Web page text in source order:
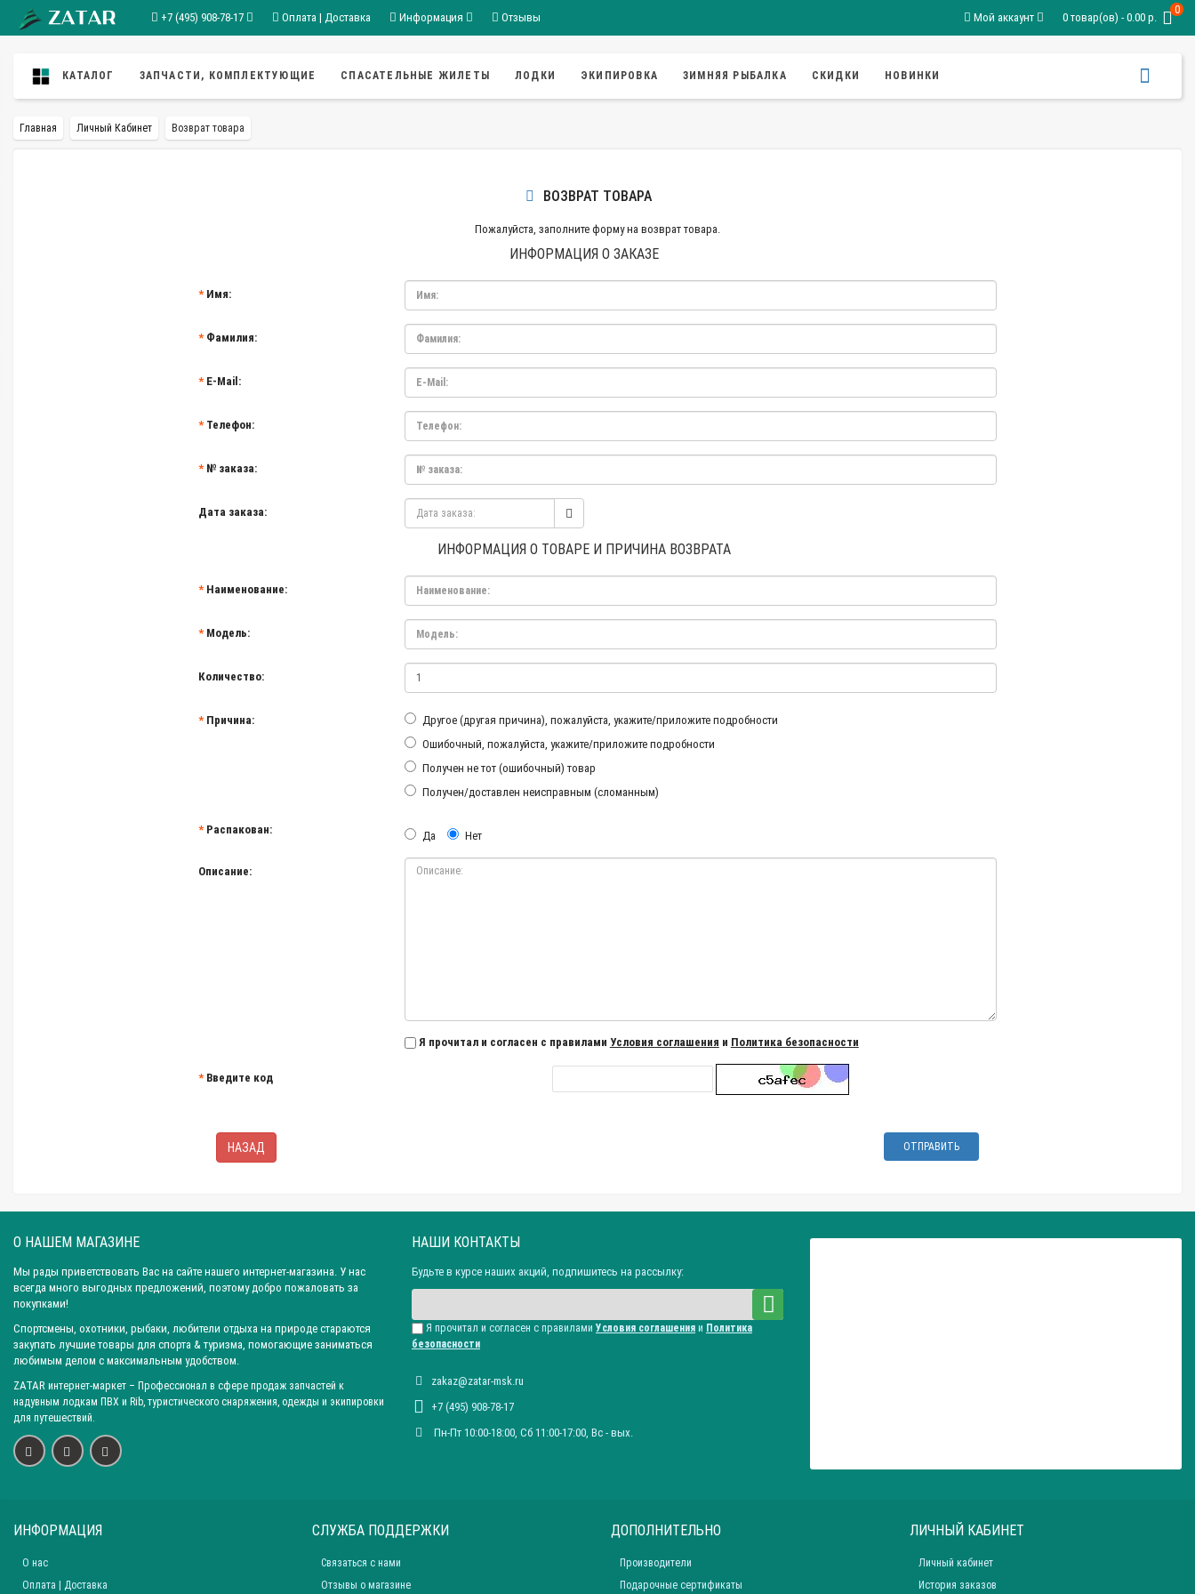
+7 (495) 908-78-17 Оплата | Доставка Информация Отзывы Мой аккаунт 0 товар(ов) - 0.00 р.
0
КАТАЛОГ ЗАПЧАСТИ, КОМПЛЕКТУЮЩИЕ СПАСАТЕЛЬНЫЕ ЖИЛЕТЫ ЛОДКИ ЭКИПИРОВКА ЗИМНЯЯ РЫБАЛКА СКИДКИ НОВИНКИ
Главная Личный Кабинет Возврат товара
ВОЗВРАТ ТОВАРА
Пожалуйста, заполните форму на возврат товара.
ИНФОРМАЦИЯ О ЗАКАЗЕ
Имя:
Фамилия:
E-Mail:
Телефон:
№ заказа:
Дата заказа:
ИНФОРМАЦИЯ О ТОВАРЕ И ПРИЧИНА ВОЗВРАТА
Наименование:
Модель:
Количество:
Причина:
Другое (другая причина), пожалуйста, укажите/приложите подробности
Ошибочный, пожалуйста, укажите/приложите подробности
Получен не тот (ошибочный) товар
Получен/доставлен неисправным (сломанным)
Распакован: Да Нет
Описание:
Я прочитал и согласен с правилами Условия соглашения и Политика безопасности
Введите код
НАЗАД
О НАШЕМ МАГАЗИНЕ
Мы рады приветствовать Вас на сайте нашего интернет-магазина. У нас
всегда много выгодных предложений, поэтому добро пожаловать за
покупками!
Спортсмены, охотники, рыбаки, любители отдыха на природе стараются
закупать лучшие товары для спорта & туризма, помогающие заниматься
любимым делом с максимальным удобством.
ZATAR интернет-маркет – Профессионал в сфере продаж запчастей к
надувным лодкам ПВХ и Rib, туристического снаряжения, одежды и экипировки
для путешествий.
НАШИ КОНТАКТЫ
Будьте в курсе наших акций, подпишитесь на рассылку:
Я прочитал и согласен с правилами Условия соглашения и Политика
безопасности
zakaz@zatar-msk.ru
+7 (495) 908-78-17
Пн-Пт 10:00-18:00, Сб 11:00-17:00, Вc - вых.
ИНФОРМАЦИЯ
О нас
Оплата | Доставка
СЛУЖБА ПОДДЕРЖКИ
Связаться с нами
Отзывы о магазине
ДОПОЛНИТЕЛЬНО
Производители
Подарочные сертификаты
ЛИЧНЫЙ КАБИНЕТ
Личный кабинет
История заказов